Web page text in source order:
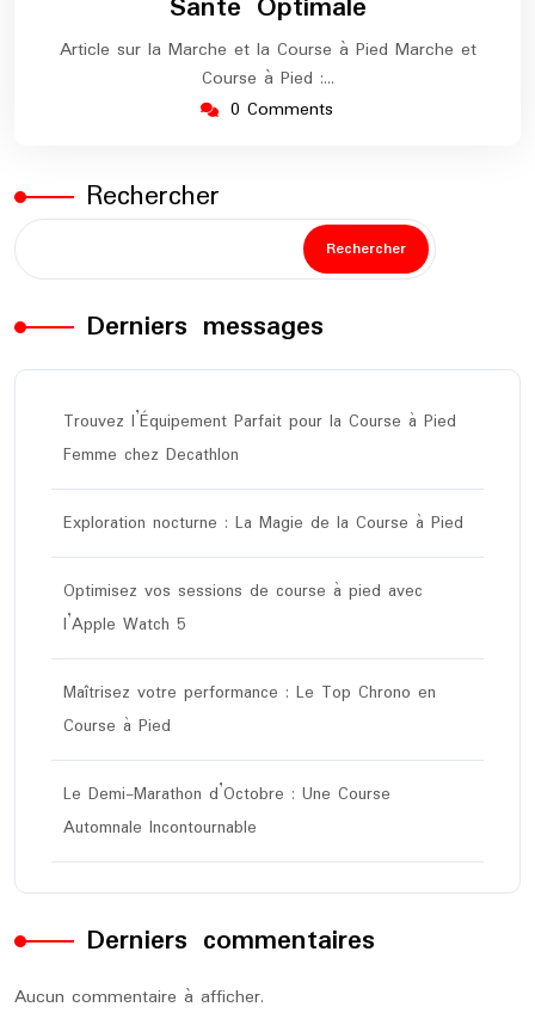
Article sur la Marche et la Course à Pied Marche et
Course à Pied :…
0 Comments
Rechercher
Rechercher
Derniers messages
Trouvez l’Équipement Parfait pour la Course à Pied
Femme chez Decathlon
Exploration nocturne : La Magie de la Course à Pied
Optimisez vos sessions de course à pied avec
l’Apple Watch 5
Maîtrisez votre performance : Le Top Chrono en
Course à Pied
Le Demi-Marathon d’Octobre : Une Course
Automnale Incontournable
Derniers commentaires
Aucun commentaire à afficher.